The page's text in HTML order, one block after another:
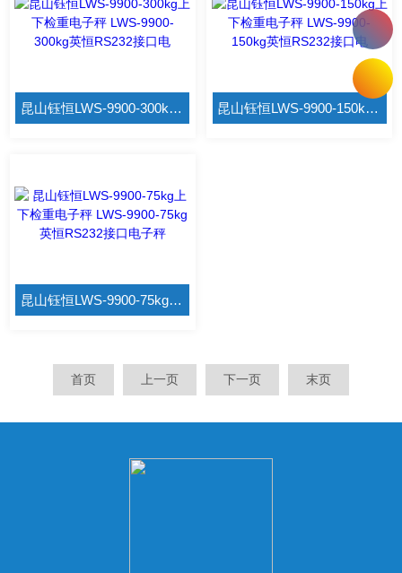
昆山钰恒LWS-9900-300kg上下检重电子秤 LWS-9900-300kg英恒RS232接口电 昆山钰恒LWS-9900-150kg上下检重电子秤 LWS-9900-150kg英恒RS232接口电
昆山钰恒LWS-9900-75kg上下检重电子秤 LWS-9900-75kg英恒RS232接口电子秤
首页 上一页 下一页 末页